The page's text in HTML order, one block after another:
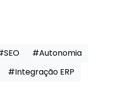
#Autonomia
#Integração ERP